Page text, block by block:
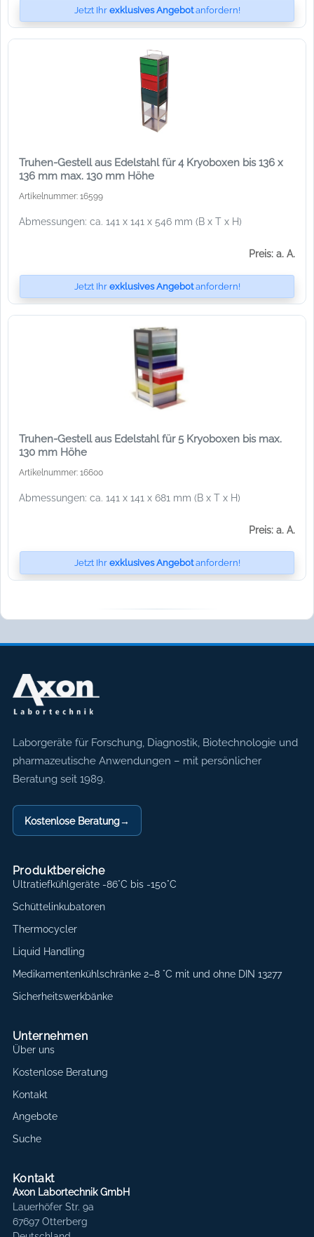
Jetzt Ihr exklusives Angebotanfordern!
Truhen-Gestell aus Edelstahl für 4 Kryoboxen bis 136 x
136 mm max. 130 mm Höhe
Artikelnummer: 16599
Abmessungen: ca. 141 x 141 x 546 mm (B x T x H)
Preis: a. A.
Jetzt Ihr exklusives Angebotanfordern!
Truhen-Gestell aus Edelstahl für 5 Kryoboxen bis max.
130 mm Höhe
Artikelnummer: 16600
Abmessungen: ca. 141 x 141 x 681 mm (B x T x H)
Preis: a. A.
Jetzt Ihr exklusives Angebotanfordern!
Axon Labortechnik
Laborgeräte für Forschung, Diagnostik, Biotechnologie und
pharmazeutische Anwendungen – mit persönlicher
Beratung seit 1989.
Kostenlose Beratung→
Produktbereiche
Ultratiefkühlgeräte -86°C bis -150°C
Schüttelinkubatoren
Thermocycler
Liquid Handling
Medikamentenkühlschränke 2–8 °C mit und ohne DIN 13277
Sicherheitswerkbänke
Unternehmen
Über uns
Kostenlose Beratung
Kontakt
Angebote
Suche
Kontakt
Axon Labortechnik GmbH
Lauerhöfer Str. 9a
67697 Otterberg